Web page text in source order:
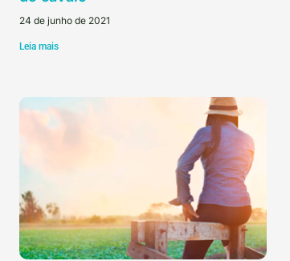
24 de junho de 2021
Leia mais